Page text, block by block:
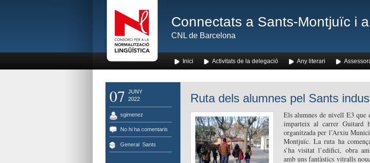
Connectats a Sants-Montjuïc i
CNL de Barcelona
Inici Activitats de la delegació Any literari
07 JUNY
2022
sgimenez
No hi ha comentaris
General, Sants
Ruta dels alumnes pel Sants
Els alumnes de nivell E3
imparteix al carrer Guitard
organitzada per l’Arxiu
Montjuïc. La ruta ha
s’ha visitat l’edifici, obra
amb uns fantàstics vitralls